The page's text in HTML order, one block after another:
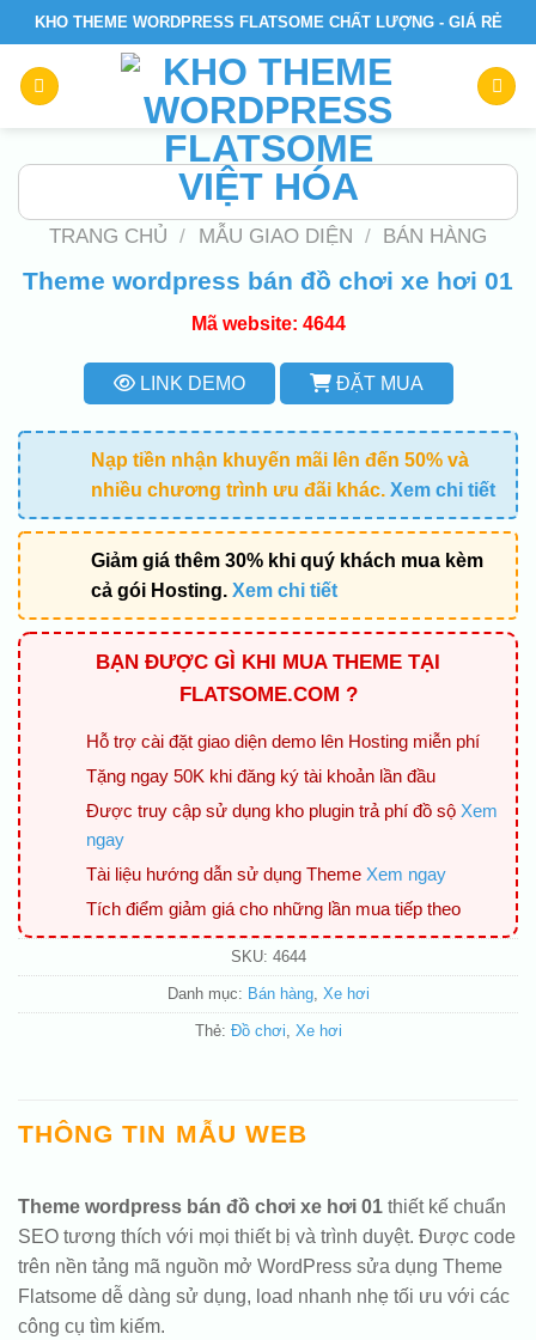
Skip
to
content
KHO THEME WORDPRESS FLATSOME CHẤT LƯỢNG - GIÁ RẺ
TRANG CHỦ / MẪU GIAO DIỆN / BÁN HÀNG
Theme wordpress bán đồ chơi xe hơi 01
Mã website: 4644
LINK DEMO ĐẶT MUA
Nạp tiền nhận khuyến mãi lên đến 50% và
nhiều chương trình ưu đãi khác. Xem chi tiết
Giảm giá thêm 30% khi quý khách mua kèm
cả gói Hosting. Xem chi tiết
BẠN ĐƯỢC GÌ KHI MUA THEME TẠI
FLATSOME.COM ?
Hỗ trợ cài đặt giao diện demo lên Hosting miễn phí
Tặng ngay 50K khi đăng ký tài khoản lần đầu
Được truy cập sử dụng kho plugin trả phí đồ sộ Xem
ngay
Tài liệu hướng dẫn sử dụng Theme Xem ngay
Tích điểm giảm giá cho những lần mua tiếp theo
SKU: 4644
Danh mục: Bán hàng, Xe hơi
Thẻ: Đồ chơi Xe hơi
THÔNG TIN MẪU WEB
Theme wordpress bán đồ chơi xe hơi 01 thiết kế chuẩn
SEO tương thích với mọi thiết bị và trình duyệt. Được code
trên nền tảng mã nguồn mở WordPress sửa dụng Theme
Flatsome dễ dàng sử dụng, load nhanh nhẹ tối ưu với các
công cụ tìm kiếm.